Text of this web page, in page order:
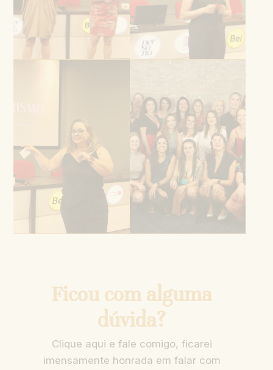
Ficou com alguma
dúvida?
Clique aqui e fale comigo, ficarei
imensamente honrada em falar com